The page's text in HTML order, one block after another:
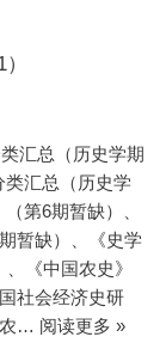
汇总（历史学期
汇总（历史学
第6期暂缺）、
暂缺）、《史学
《中国农史》
社会经济史研
农… 阅读更多 »